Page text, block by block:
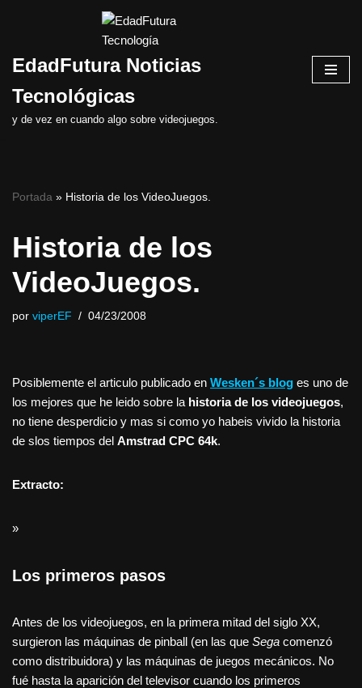
al
EdadFutura Noticias
Tecnológicas
y de vez en cuando algo sobre videojuegos.
Portada » Historia de los VideoJuegos.
Historia de los
VideoJuegos.
por viperEF 04/23/2008
Posiblemente el articulo publicado en Wesken´s blog es uno de
los mejores que he leido sobre la historia de los videojuegos,
no tiene desperdicio y mas si como yo habeis vivido la historia
de slos tiempos del Amstrad CPC 64k.
Extracto:
»
Los primeros pasos
Antes de los videojuegos, en la primera mitad del siglo XX,
surgieron las máquinas de pinball (en las que Sega comenzó
como distribuidora) y las máquinas de juegos mecánicos. No
fué hasta la aparición del televisor cuando los primeros